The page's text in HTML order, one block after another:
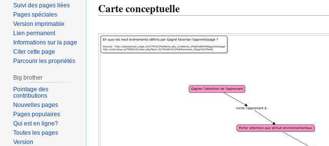
Carte conceptuelle
Suivi des pages liées
Pages spéciales
Version imprimable
Lien permanent
Informations sur la page
Citer cette page
Parcourir les propriétés
Big brother
Pointage des
contributions
Nouvelles pages
Pages populaires
Qui est en ligne?
Toutes les pages
Version